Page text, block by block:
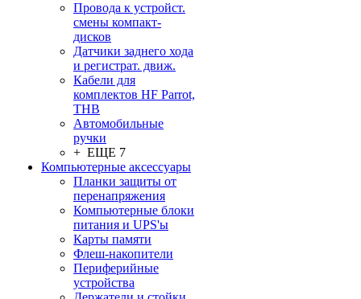
Провода к устройст.
смены компакт-
дисков
Датчики заднего хода
и регистрат. движ.
Кабели для
комплектов HF Parrot,
THB
Автомобильные
ручки
+ ЕЩЕ 7
Компьютерные аксессуары
Планки защиты от
перенапряжения
Компьютерные блоки
питания и UPS'ы
Карты памяти
Флеш-накопители
Периферийные
устройства